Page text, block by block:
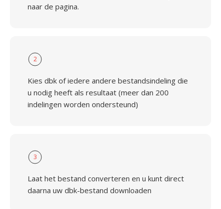
naar de pagina.
2
Kies dbk of iedere andere bestandsindeling die
u nodig heeft als resultaat (meer dan 200
indelingen worden ondersteund)
3
Laat het bestand converteren en u kunt direct
daarna uw dbk-bestand downloaden